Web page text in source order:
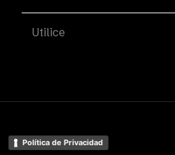
Utilice
Política de Privacidad